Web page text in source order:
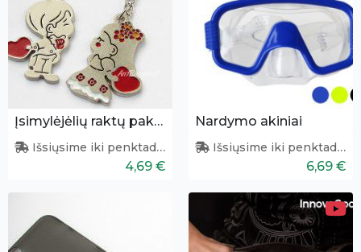
Įsimylėjėlių raktų pakabukų pora
Išsiųsime iki penktadienio
4,69 €
Nardymo akiniai
Išsiųsime iki penktadienio
6,69 €